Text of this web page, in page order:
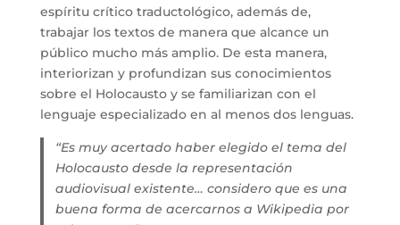
espíritu crítico traductológico, además de,
trabajar los textos de manera que alcance un
público mucho más amplio. De esta manera,
interiorizan y profundizan sus conocimientos
sobre el Holocausto y se familiarizan con el
lenguaje especializado en al menos dos lenguas.
“Es muy acertado haber elegido el tema del
Holocausto desde la representación
audiovisual existente… considero que es una
buena forma de acercarnos a Wikipedia por